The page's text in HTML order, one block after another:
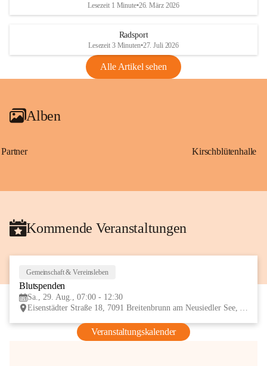
1 Seite•1,4 MB
VBl. EU Nr. 18_2026
Lesezeit 1 Minute•26. März 2026
Radsport
Lesezeit 3 Minuten•27. Juli 2026
Alle Artikel sehen
Alben
Partner Kirschblütenhalle
Kommende Veranstaltungen
Gemeinschaft & Vereinsleben
Blutspenden
Sa., 29. Aug., 07:00 - 12:30
Eisenstädter Straße 18, 7091 Breitenbrunn am Neusiedler See, AUT
Veranstaltungskalender